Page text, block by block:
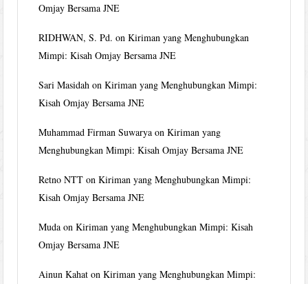
Omjay Bersama JNE
RIDHWAN, S. Pd. onKiriman yang Menghubungkan
Mimpi: Kisah Omjay Bersama JNE
Sari Masidah onKiriman yang Menghubungkan Mimpi:
Kisah Omjay Bersama JNE
Muhammad Firman Suwarya onKiriman yang
Menghubungkan Mimpi: Kisah Omjay Bersama JNE
Retno NTT onKiriman yang Menghubungkan Mimpi:
Kisah Omjay Bersama JNE
Muda onKiriman yang Menghubungkan Mimpi: Kisah
Omjay Bersama JNE
Ainun Kahat onKiriman yang Menghubungkan Mimpi: